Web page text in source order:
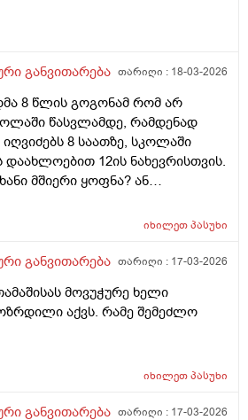
განვითარება თარიღი : 18-03-2026
8 წლის გოგონამ რომ არ
წასვლამდე, რამდენად
იღვიძებს 8 საათზე, სკოლაში
დაახლოებით 12ის ნახევრისთვის.
მშიერი ყოფნა? ან
თან არ შია ხოლმე ამ დროს.
იხილეთპასუხი
განვითარება თარიღი : 17-03-2026
მოვუჭურე ხელი
აქვს. რამე შემეძლო
იხილეთპასუხი
განვითარება თარიღი : 17-03-2026